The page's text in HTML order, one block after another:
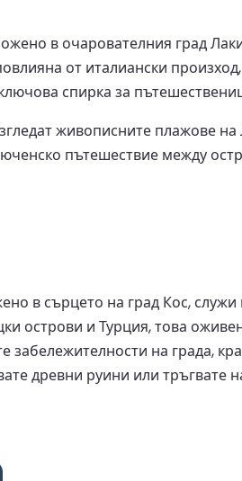
в очарователния град
от италиански
спирка за
живописните плажове
пътешествие между
в сърцето на град Кос,
острови и Турция, това
забележителности на града,
древни руини или